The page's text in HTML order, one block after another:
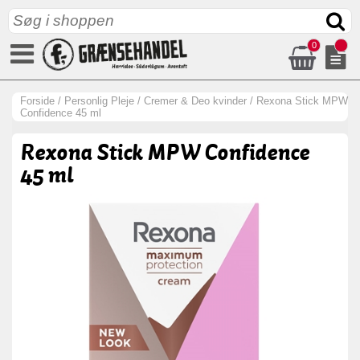
0
Forside / Personlig Pleje / Cremer & Deo kvinder / Rexona Stick MPW
Confidence 45 ml
Rexona Stick MPW Confidence
45 ml